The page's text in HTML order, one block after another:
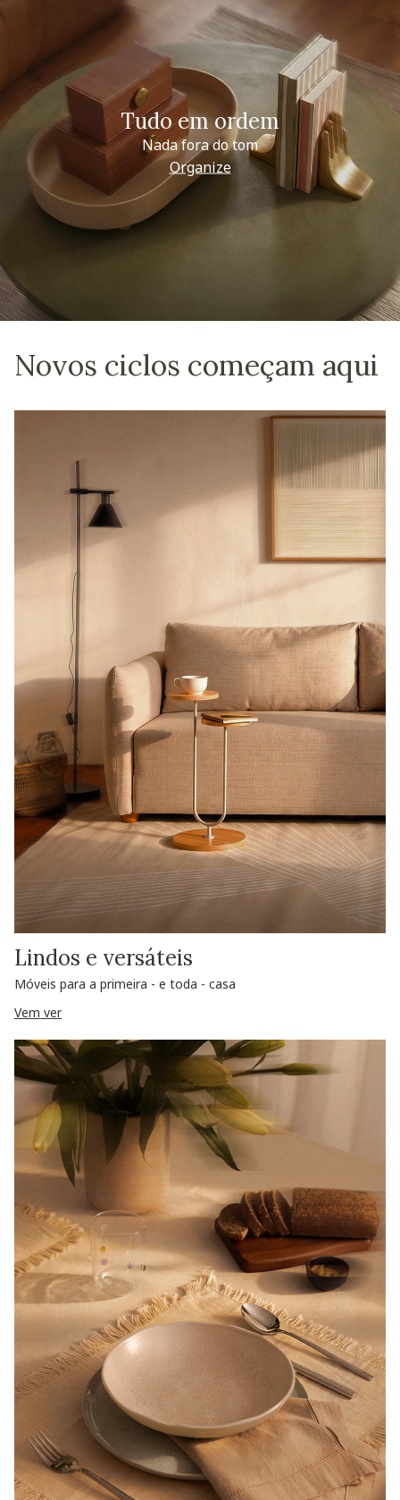
Tudo em ordem
Nada fora do tom
Organize
Novos ciclos começam aqui
Lindos e versáteis
Móveis para a primeira - e toda - casa
Vem ver